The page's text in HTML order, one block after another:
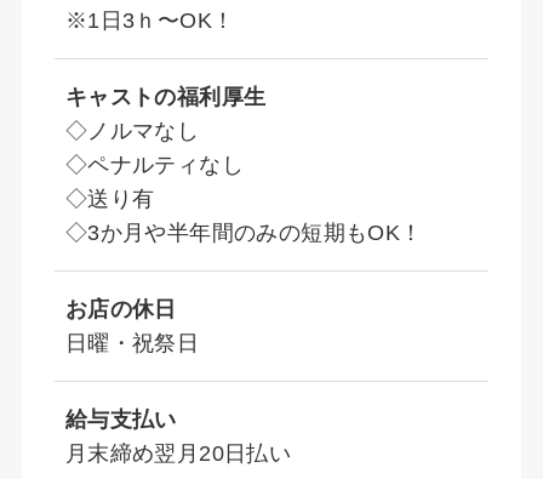
※1日3ｈ〜OK！
キャストの福利厚生
◇ノルマなし
◇ペナルティなし
◇送り有
◇3か月や半年間のみの短期もOK！
お店の休日
日曜・祝祭日
給与支払い
月末締め翌月20日払い